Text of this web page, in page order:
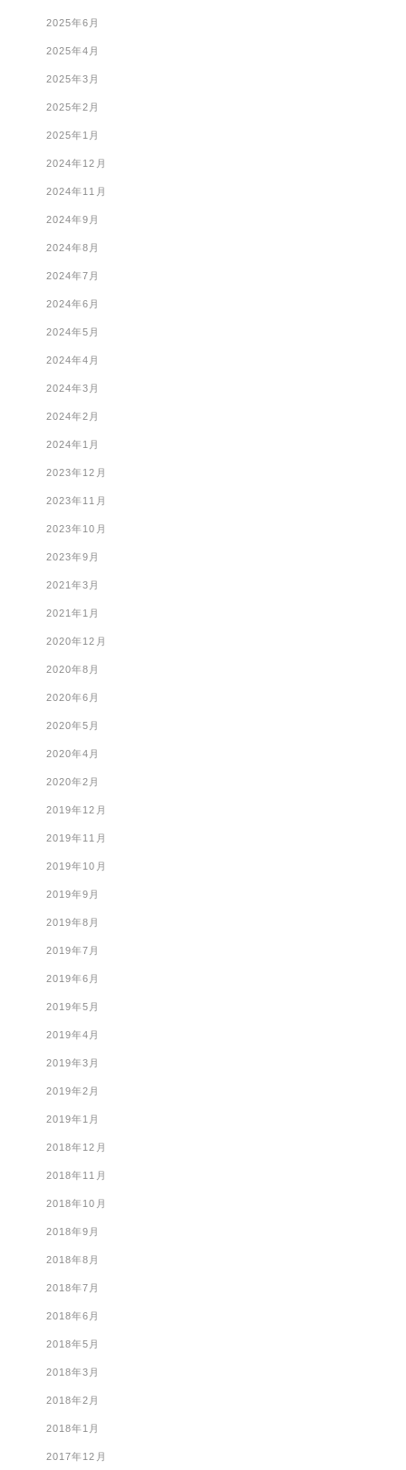
2025年6月
2025年4月
2025年3月
2025年2月
2025年1月
2024年12月
2024年11月
2024年9月
2024年8月
2024年7月
2024年6月
2024年5月
2024年4月
2024年3月
2024年2月
2024年1月
2023年12月
2023年11月
2023年10月
2023年9月
2021年3月
2021年1月
2020年12月
2020年8月
2020年6月
2020年5月
2020年4月
2020年2月
2019年12月
2019年11月
2019年10月
2019年9月
2019年8月
2019年7月
2019年6月
2019年5月
2019年4月
2019年3月
2019年2月
2019年1月
2018年12月
2018年11月
2018年10月
2018年9月
2018年8月
2018年7月
2018年6月
2018年5月
2018年3月
2018年2月
2018年1月
2017年12月